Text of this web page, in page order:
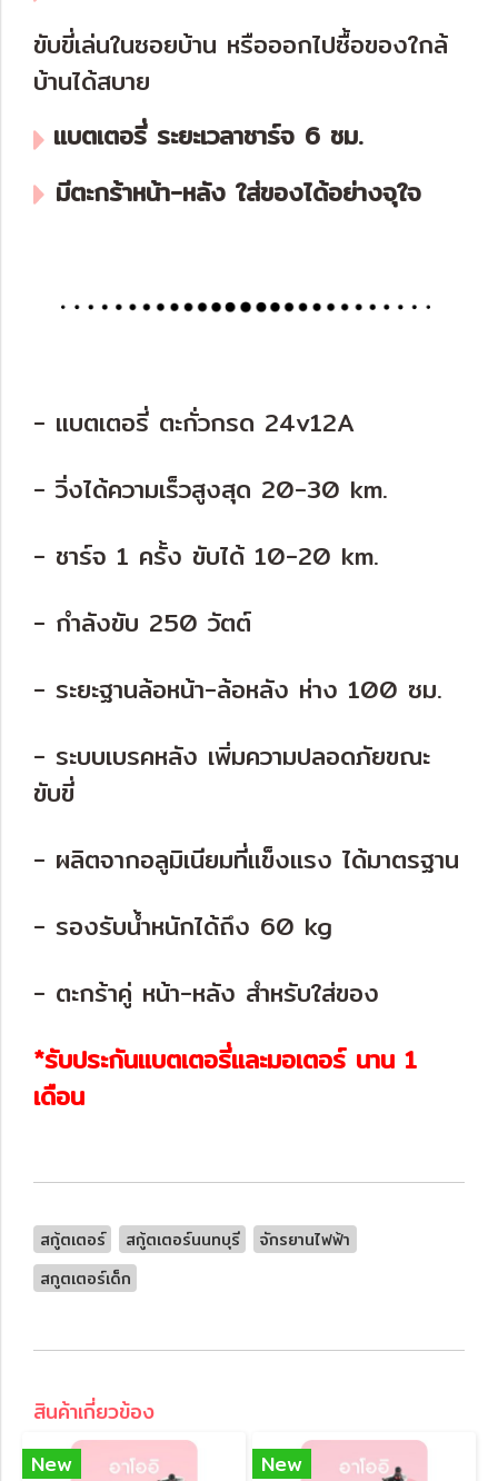
ขับขี่เล่นในซอยบ้าน หรือออกไปซื้อของใกล้
บ้านได้สบาย
แบตเตอรี่ ระยะเวลาชาร์จ 6 ชม.
มีตะกร้าหน้า-หลัง ใส่ของได้อย่างจุใจ
- แบตเตอรี่ ตะกั่วกรด 24v12A
- วิ่งได้ความเร็วสูงสุด 20-30 km.
- ชาร์จ 1 ครั้ง ขับได้ 10-20 km.
- กำลังขับ 250 วัตต์
- ระยะฐานล้อหน้า-ล้อหลัง ห่าง 100 ซม.
- ระบบเบรคหลัง เพิ่มความปลอดภัยขณะ
ขับขี่
- ผลิตจากอลูมิเนียมที่แข็งแรง ได้มาตรฐาน
- รองรับน้ำหนักได้ถึง 60 kg
- ตะกร้าคู่ หน้า-หลัง สำหรับใส่ของ
*รับประกันแบตเตอรี่และมอเตอร์ นาน 1
เดือน
สกู้ตเตอร์ สกู้ตเตอร์นนทบุรี
จักรยานไฟฟ้า
สกูตเตอร์เด็ก
สินค้าเกี่ยวข้อง
New
New